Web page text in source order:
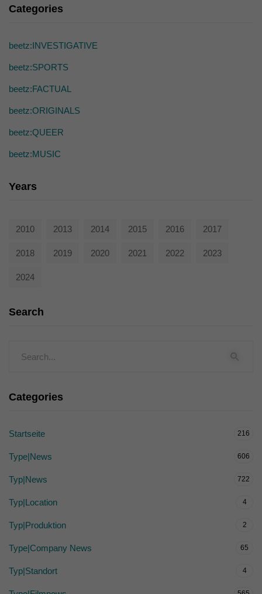
Categories
beetz:INVESTIGATIVE
beetz:SPORTS
beetz:FACTUAL
beetz:ORIGINALS
beetz:QUEER
beetz:MUSIC
Years
2010 2013 2014 2015 2016 2017
2018 2019 2020 2021 2022 2023
2024
Search
Categories
Startseite 216
Type|News 606
Typ|News 722
Typ|Location 4
Typ|Produktion 2
Type|Company News 65
Typ|Standort 4
Externe Medien (7)
Inhalte von Videoplattformen und Social-Media-Plattformen werden
standardmäßig blockiert. Wenn Cookies von externen Medien akzeptiert
mehr.